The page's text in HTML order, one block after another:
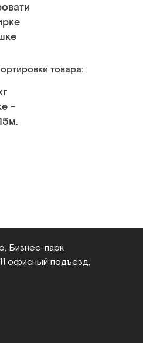
товара:
-
Бизнес‑парк
офисный подъезд,